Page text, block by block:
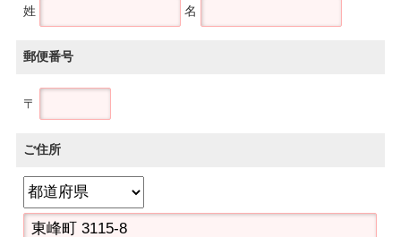
姓 名
郵便番号
〒
ご住所